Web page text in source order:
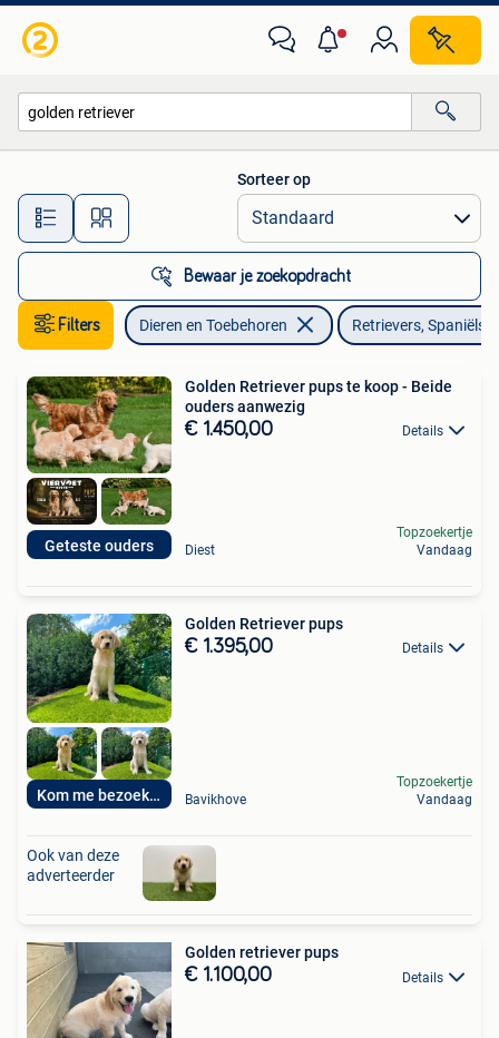
Alle afstanden…
Sorteer op
Bewaar je zoekopdracht
Filters Dieren en Toebehoren Retrievers, Spaniëls
Geteste ouders
Golden Retriever pups te koop - Beide
ouders aanwezig
€ 1.450,00 Details
Diest
Topzoekertje
Vandaag
Kom me bezoeken
Golden Retriever pups
€ 1.395,00 Details
Bavikhove
Topzoekertje
Vandaag
Ook van deze
adverteerder
Golden retriever pups
€ 1.100,00 Details